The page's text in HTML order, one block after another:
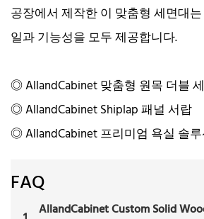
공장에서 제작한 이 맞춤형 세면대
일과 기능성을 모두 제공합니다.
◎ AllandCabinet 맞춤형 원목 더블
◎ AllandCabinet Shiplap 패널 서랍
◎ AllandCabinet 프리미엄 욕실 솔루
FAQ
AllandCabinet Custom Solid